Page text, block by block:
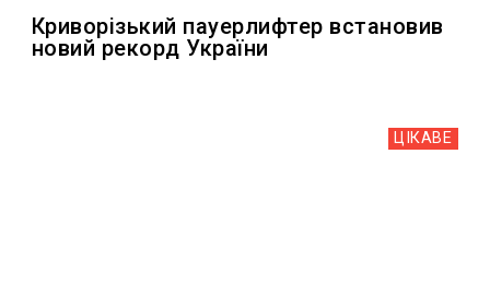
Криворізький пауерлифтер встановив
новий рекорд України
ЦІКАВЕ